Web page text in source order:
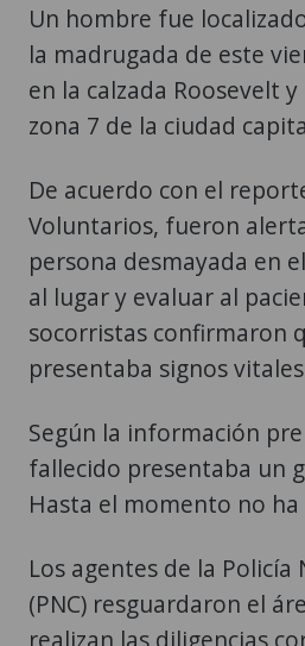
Un hombre fue
la madrugada de este
en la calzada Roosevelt y
zona 7 de la ciudad
De acuerdo con el
Voluntarios, fueron
persona desmayada en
al lugar y evaluar al
socorristas confirmaron
presentaba signos
Según la información
fallecido presentaba un
Hasta el momento no
Los agentes de la Policía
(PNC) resguardaron el
realizan las diligencias